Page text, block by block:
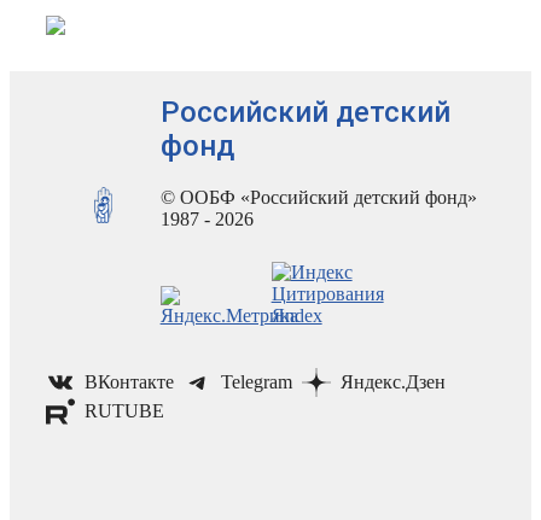
Российский детский
фонд
© ООБФ «Российский детский фонд»
1987 - 2026
ВКонтакте Telegram
Яндекс.Дзен
RUTUBE